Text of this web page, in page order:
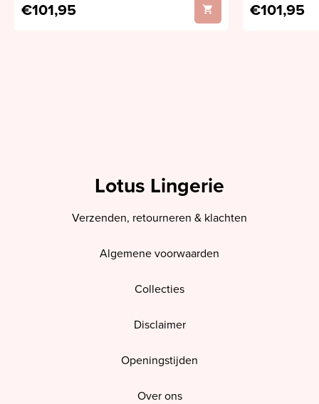
€101,95 €101,95
Lotus Lingerie
Verzenden, retourneren & klachten
Algemene voorwaarden
Collecties
Disclaimer
Openingstijden
Over ons